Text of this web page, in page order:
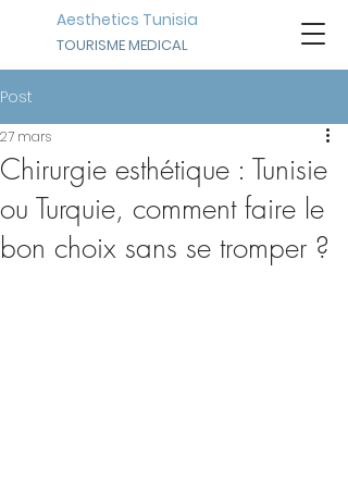
Aesthetics Tunisia
TOURISME MEDICAL
Post
Chirurgie esthétique : Tunisie
ou Turquie, comment faire le
bon choix sans se tromper ?
27 mars